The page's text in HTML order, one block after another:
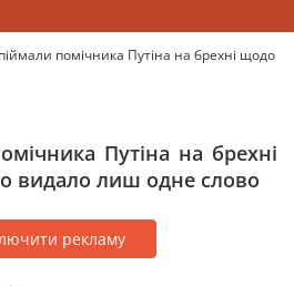
помічника Путіна на брехні щодо
Путіна на брехні
видало лиш одне слово
рекламу